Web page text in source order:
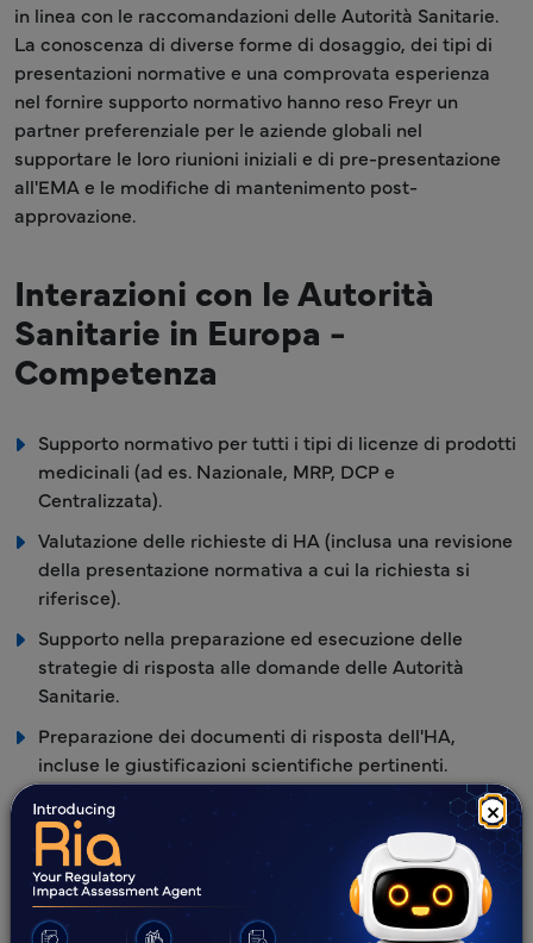
×
in linea con le raccomandazioni delle Autorità Sanitarie.
La conoscenza di diverse forme di dosaggio, dei tipi di
presentazioni normative e una comprovata esperienza
nel fornire supporto normativo hanno reso Freyr un
partner preferenziale per le aziende globali nel
supportare le loro riunioni iniziali e di pre-presentazione
all'EMA e le modifiche di mantenimento post-
approvazione.
Interazioni con le Autorità
Sanitarie in Europa -
Competenza
Supporto normativo per tutti i tipi di licenze di prodotti
medicinali (ad es. Nazionale, MRP, DCP e
Centralizzata).
Valutazione delle richieste di HA (inclusa una revisione
della presentazione normativa a cui la richiesta si
riferisce).
Supporto nella preparazione ed esecuzione delle
strategie di risposta alle domande delle Autorità
Sanitarie.
Preparazione dei documenti di risposta dell'HA,
incluse le giustificazioni scientifiche pertinenti.
Valutazione della documentazione di sottomissione,
incluse le domande iniziali e le sottomissioni post-
approvazione (ad es., commenti di convalida iniziali,
risposta al rapporto di valutazione della completezza e
risposta alle Richieste di Informazioni [IRs]).